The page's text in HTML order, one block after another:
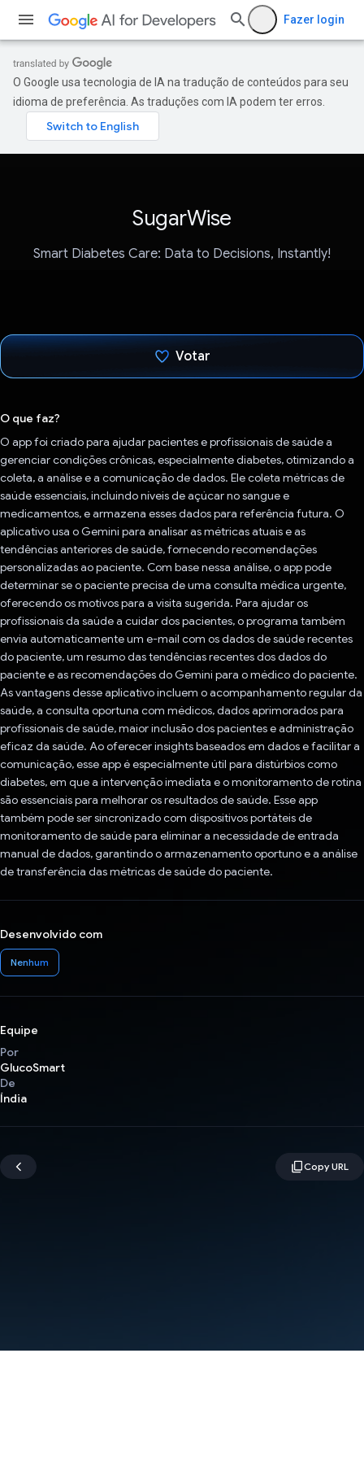
Fazer login
O Google usa tecnologia de IA na tradução de conteúdos para seu
idioma de preferência. As traduções com IA podem ter erros.
SugarWise
Smart Diabetes Care: Data to Decisions, Instantly!
Votar
O que faz?
O app foi criado para ajudar pacientes e profissionais de saúde a
gerenciar condições crônicas, especialmente diabetes, otimizando a
coleta, a análise e a comunicação de dados. Ele coleta métricas de
saúde essenciais, incluindo níveis de açúcar no sangue e
medicamentos, e armazena esses dados para referência futura. O
aplicativo usa o Gemini para analisar as métricas atuais e as
tendências anteriores de saúde, fornecendo recomendações
personalizadas ao paciente. Com base nessa análise, o app pode
determinar se o paciente precisa de uma consulta médica urgente,
oferecendo os motivos para a visita sugerida. Para ajudar os
profissionais da saúde a cuidar dos pacientes, o programa também
envia automaticamente um e-mail com os dados de saúde recentes
do paciente, um resumo das tendências recentes dos dados do
paciente e as recomendações do Gemini para o médico do paciente.
As vantagens desse aplicativo incluem o acompanhamento regular da
saúde, a consulta oportuna com médicos, dados aprimorados para
profissionais de saúde, maior inclusão dos pacientes e administração
eficaz da saúde. Ao oferecer insights baseados em dados e facilitar a
comunicação, esse app é especialmente útil para distúrbios como
diabetes, em que a intervenção imediata e o monitoramento de rotina
são essenciais para melhorar os resultados de saúde. Esse app
também pode ser sincronizado com dispositivos portáteis de
monitoramento de saúde para eliminar a necessidade de entrada
manual de dados, garantindo o armazenamento oportuno e a análise
de transferência das métricas de saúde do paciente.
Desenvolvido com
Nenhum
Equipe
Por
GlucoSmart
De
Índia